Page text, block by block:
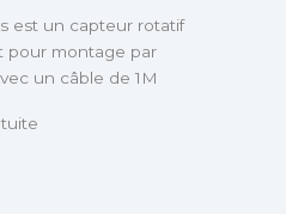
est un capteur rotatif
pour montage par
un câble de 1M